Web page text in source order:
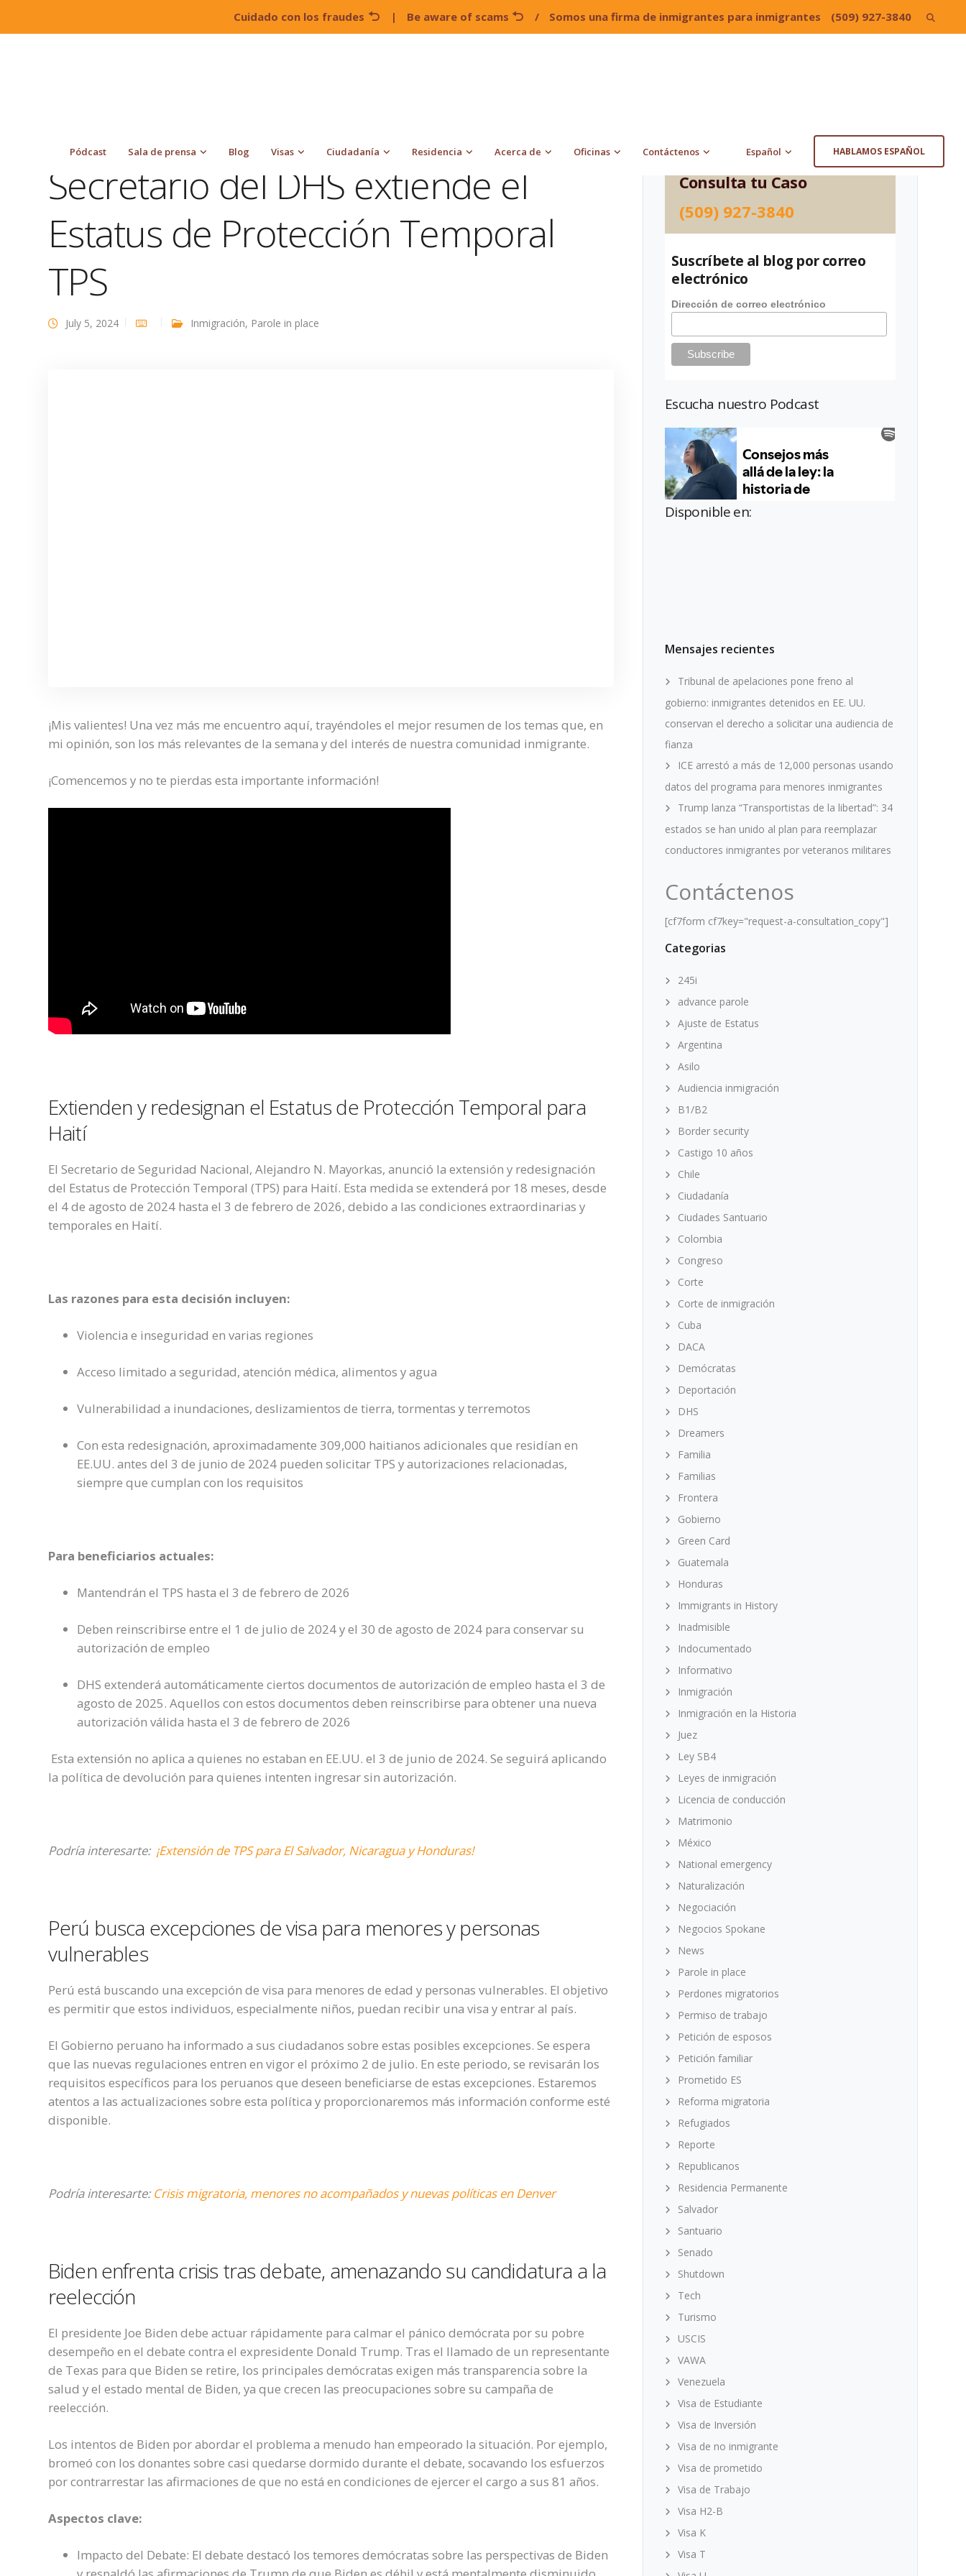
Cuidado con los fraudes | Be aware of scams / Somos una firma de inmigrantes para inmigrantes (509) 927-3840 Search
Pódcast Sala de prensa Blog Visas Ciudadanía Residencia Acerca de Oficinas Contáctenos Español HABLAMOS ESPAÑOL
Secretario del DHS extiende el
Estatus de Protección Temporal
TPS
July 5, 2024 Inmigración, Parole in place
¡Mis valientes! Una vez más me encuentro aquí, trayéndoles el mejor resumen de los temas que, en
mi opinión, son los más relevantes de la semana y del interés de nuestra comunidad inmigrante.
¡Comencemos y no te pierdas esta importante información!
Extienden yredesignan el Estatus de Protección Temporal para
Haití
El Secretario de Seguridad Nacional, Alejandro N. Mayorkas, anunció la extensión y redesignación
del Estatus de Protección Temporal (TPS) para Haití. Esta medida se extenderá por 18 meses, desde
el 4 de agosto de 2024 hasta el 3 de febrero de 2026, debido a las condiciones extraordinarias y
temporales en Haití.
Las razones para esta decisión incluyen:
Violencia e inseguridad en varias regiones
Acceso limitado a seguridad, atención médica, alimentos y agua
Vulnerabilidad a inundaciones, deslizamientos de tierra, tormentas y terremotos
Con esta redesignación, aproximadamente 309,000 haitianos adicionales que residían en
EE.UU. antes del 3 de junio de 2024 pueden solicitar TPS y autorizaciones relacionadas,
siempre que cumplan con los requisitos
Para beneficiarios actuales:
Mantendrán el TPS hasta el 3 de febrero de 2026
Deben reinscribirse entre el 1 de julio de 2024 y el 30 de agosto de 2024 para conservar su
autorización de empleo
DHS extenderá automáticamente ciertos documentos de autorización de empleo hasta el 3 de
agosto de 2025. Aquellos con estos documentos deben reinscribirse para obtener una nueva
autorización válida hasta el 3 de febrero de 2026
Esta extensión no aplica a quienes no estaban en EE.UU. el 3 de junio de 2024. Se seguirá aplicando
la política de devolución para quienes intenten ingresar sin autorización.
Podría interesarte: ¡Extensión de TPS para El Salvador, Nicaragua y Honduras!
Perú busca excepciones de visa para menores y personas
vulnerables
Perú está buscando una excepción de visa para menores de edad y personas vulnerables. El objetivo
es permitir que estos individuos, especialmente niños, puedan recibir una visa y entrar al país.
El Gobierno peruano ha informado a sus ciudadanos sobre estas posibles excepciones. Se espera
que las nuevas regulaciones entren en vigor el próximo 2 de julio. En este periodo, se revisarán los
requisitos específicos para los peruanos que deseen beneficiarse de estas excepciones. Estaremos
atentos a las actualizaciones sobre esta política y proporcionaremos más información conforme esté
disponible.
Podría interesarte:Crisis migratoria, menores no acompañados y nuevas políticas en Denver
Bidenenfrenta crisis tras debate, amenazando su candidatura a la
reelección
El presidente Joe Biden debe actuar rápidamente para calmar el pánico demócrata por su pobre
desempeño en el debate contra el expresidente Donald Trump. Tras el llamado de un representante
de Texas para que Biden se retire, los principales demócratas exigen más transparencia sobre la
salud y el estado mental de Biden, ya que crecen las preocupaciones sobre su campaña de
reelección.
Los intentos de Biden por abordar el problema a menudo han empeorado la situación. Por ejemplo,
bromeó con los donantes sobre casi quedarse dormido durante el debate, socavando los esfuerzos
por contrarrestar las afirmaciones de que no está en condiciones de ejercer el cargo a sus 81 años.
Aspectos clave:
Impacto del Debate: El debate destacó los temores demócratas sobre las perspectivas de Biden
Consulta tu Caso
(509) 927-3840
Suscríbete al blog por correo
electrónico
Dirección de correo electrónico
Escucha nuestro Podcast
Disponible en:
Mensajes recientes
Tribunal de apelaciones pone freno al
gobierno: inmigrantes detenidos en EE. UU.
conservan el derecho a solicitar una audiencia de
fianza
ICE arrestó a más de 12,000 personas usando
datos del programa para menores inmigrantes
Trump lanza “Transportistas de la libertad”: 34
estados se han unido al plan para reemplazar
conductores inmigrantes por veteranos militares
Contáctenos
[cf7form cf7key="request-a-consultation_copy"]
Categorias
245i
advance parole
Ajuste de Estatus
Argentina
Asilo
Audiencia inmigración
B1/B2
Border security
Castigo 10 años
Chile
Ciudadanía
Ciudades Santuario
Colombia
Congreso
Corte
Corte de inmigración
Cuba
DACA
Demócratas
Deportación
DHS
Dreamers
Familia
Familias
Frontera
Gobierno
Green Card
Guatemala
Honduras
Immigrants in History
Inadmisible
Indocumentado
Informativo
Inmigración
Inmigración en la Historia
Juez
Ley SB4
Leyes de inmigración
Licencia de conducción
Matrimonio
México
National emergency
Naturalización
Negociación
Negocios Spokane
News
Parole in place
Perdones migratorios
Permiso de trabajo
Petición de esposos
Petición familiar
Prometido ES
Reforma migratoria
Refugiados
Reporte
Republicanos
Residencia Permanente
Salvador
Santuario
Senado
Shutdown
Tech
Turismo
USCIS
VAWA
Venezuela
Visa de Estudiante
Visa de Inversión
Visa de no inmigrante
Visa de prometido
Visa de Trabajo
Visa H2-B
Visa K
Visa T